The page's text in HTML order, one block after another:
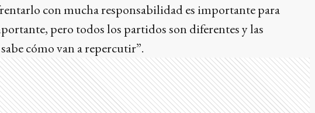
con mucha responsabilidad es importante para
pero todos los partidos son diferentes y las
cómo van a repercutir”.